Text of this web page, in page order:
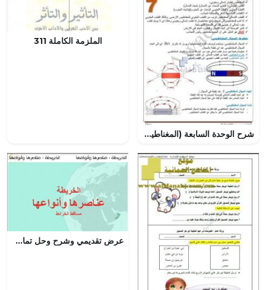
شرح الوحدة السابعة (المغناطيسية) مع تدريبات, (فيزياء) الثاني عشر المتقدم
الملزمة الكاملة 311
عرض تقديمي وشرح وحل تمارين درس مساقط الخرائط الجزء الأول – بوربوينت (جغرافيا) الثاني عشر